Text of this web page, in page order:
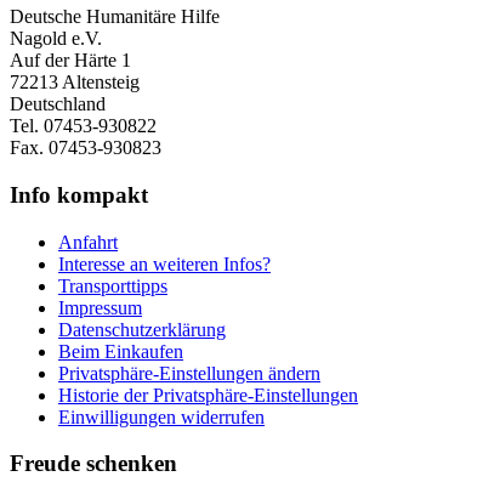
Deutsche Humanitäre Hilfe
Nagold e.V.
Auf der Härte 1
72213 Altensteig
Deutschland
Tel. 07453-930822
Fax. 07453-930823
Info kompakt
Anfahrt
Interesse an weiteren Infos?
Transporttipps
Impressum
Datenschutzerklärung
Beim Einkaufen
Privatsphäre-Einstellungen ändern
Historie der Privatsphäre-Einstellungen
Einwilligungen widerrufen
Freude schenken